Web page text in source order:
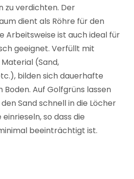
zu verdichten. Der
dient als Röhre für den
Arbeitsweise ist auch ideal für
geeignet. Verfüllt mit
(Sand,
bilden sich dauerhafte
Boden. Auf Golfgrüns lassen
Sand schnell in die Löcher
so dass die
beeinträchtigt ist.